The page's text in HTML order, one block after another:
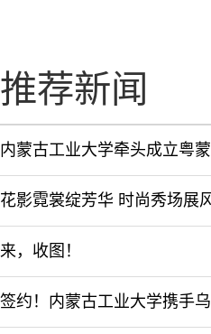
推荐新闻
内蒙古工业大学牵头成立粤
来，收图！